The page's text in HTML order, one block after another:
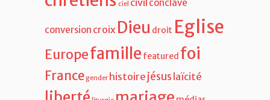
ciel conclave
conversion croix Dieu droit Eglise
Europefamille featured foi
Francegender histoire jésus laïcité